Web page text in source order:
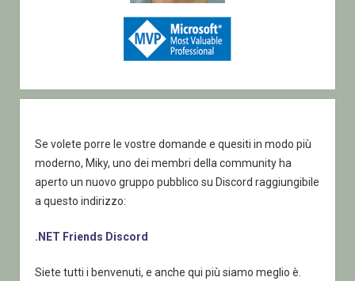
Se volete porre le vostre domande e quesiti in modo più
moderno, Miky, uno dei membri della community ha
aperto un nuovo gruppo pubblico su Discord raggiungibile
a questo indirizzo:
.NET Friends Discord
Siete tutti i benvenuti, e anche qui più siamo meglio è.